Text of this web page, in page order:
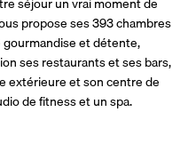
propose ses 393 chambres
et détente,
ses restaurants et ses bars,
extérieure et son centre de
de fitness et un spa.